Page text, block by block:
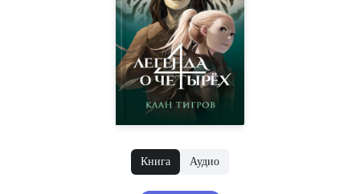
Книга Аудио